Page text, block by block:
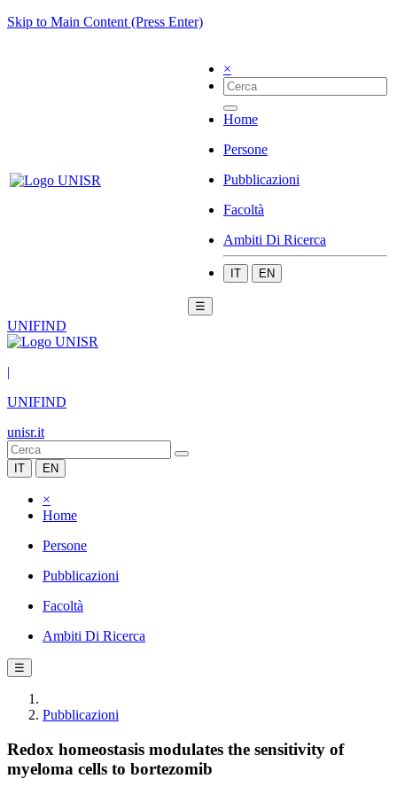
Skip to Main Content (Press Enter)
×
Home
Persone
Pubblicazioni
Facoltà
Ambiti Di Ricerca
IT EN
☰
UNIFIND
|
UNIFIND
unisr.it
IT EN
×
Home
Persone
Pubblicazioni
Facoltà
Ambiti Di Ricerca
☰
Pubblicazioni
Redox homeostasis modulates the sensitivity of
myeloma cells to bortezomib